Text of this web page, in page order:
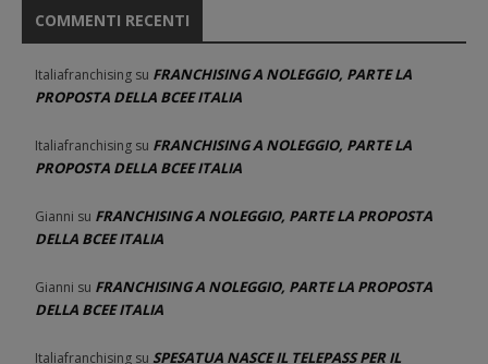
COMMENTI RECENTI
Italiafranchising su FRANCHISING A NOLEGGIO, PARTE LA
PROPOSTA DELLA BCEE ITALIA
Italiafranchising su FRANCHISING A NOLEGGIO, PARTE LA
PROPOSTA DELLA BCEE ITALIA
Gianni su FRANCHISING A NOLEGGIO, PARTE LA PROPOSTA
DELLA BCEE ITALIA
Gianni su FRANCHISING A NOLEGGIO, PARTE LA PROPOSTA
DELLA BCEE ITALIA
Italiafranchising su SPESATUA NASCE IL TELEPASS PER IL